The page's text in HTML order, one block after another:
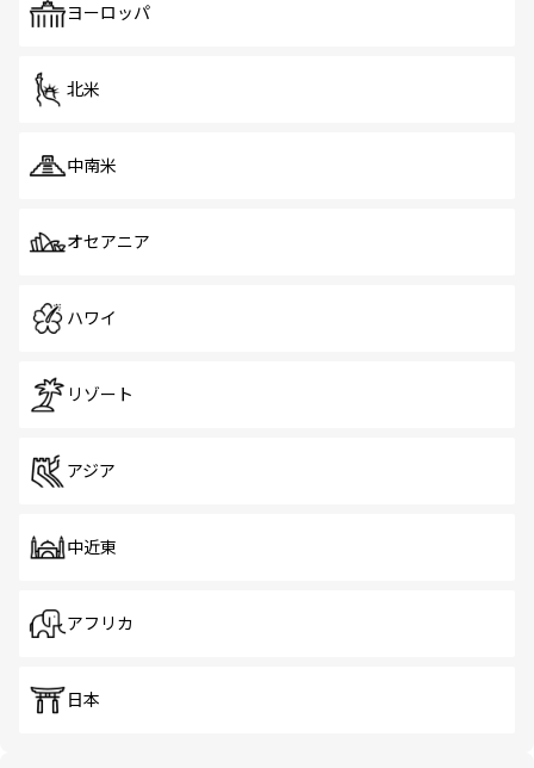
で、ホーカーズは地元の風情を楽しめる外せないスポット
ヨーロッパ
北米
中南米
オセアニア
ハワイ
リゾート
アジア
中近東
アフリカ
日本